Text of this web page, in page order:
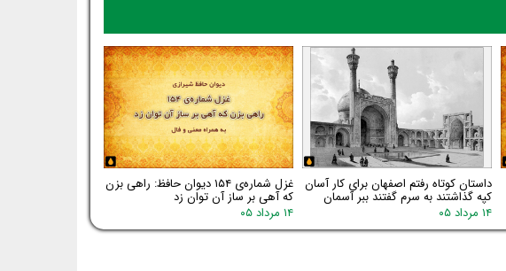
داستان کوتاه رفتم اصفهان برای کار آسان
کپه گذاشتند به سرم گفتند ببر آسمان
۱۴ مرداد ۰۵
غزل شماره‌ی ۱۵۴ دیوان حافظ: راهی بزن
که آهی بر ساز آن توان زد
۱۴ مرداد ۰۵